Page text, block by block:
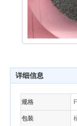
详细信息
规格
包装